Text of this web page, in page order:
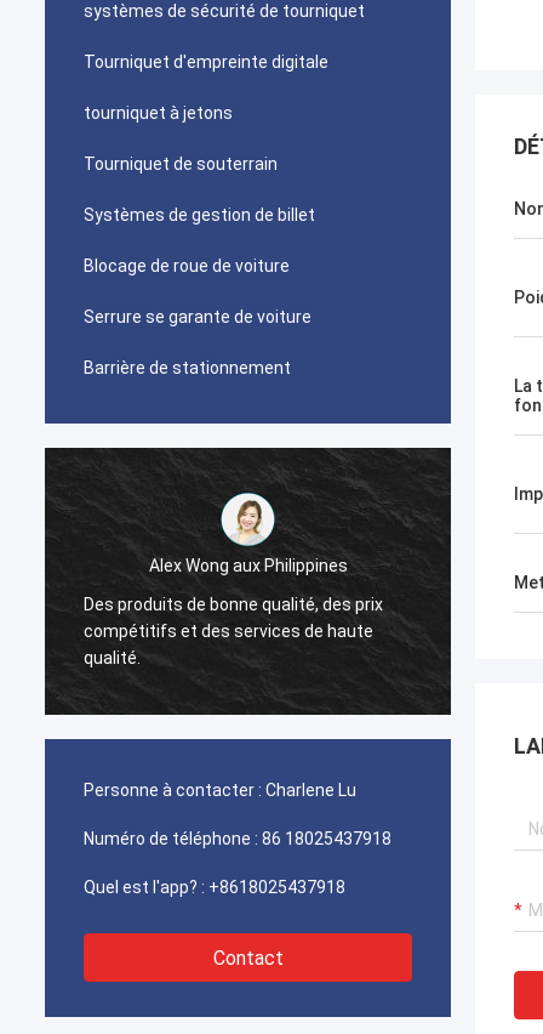
systèmes de sécurité de tourniquet
Tourniquet d'empreinte digitale
tourniquet à jetons
Tourniquet de souterrain
Systèmes de gestion de billet
Blocage de roue de voiture
Serrure se garante de voiture
Barrière de stationnement
Alex Wong aux Philippines
Des produits de bonne qualité, des prix
compétitifs et des services de haute
qualité.
Personne à contacter : Charlene Lu
Numéro de téléphone : 86 18025437918
Quel est l'app? : +8618025437918
Contact
La